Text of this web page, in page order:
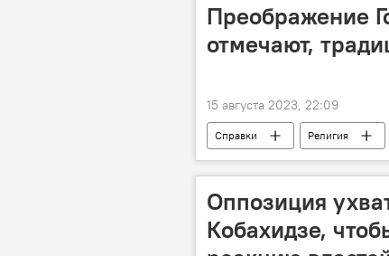
Преображение
отмечают,
15 августа 2023, 22:09
Справки Религия
Оппозиция
Кобахидзе,